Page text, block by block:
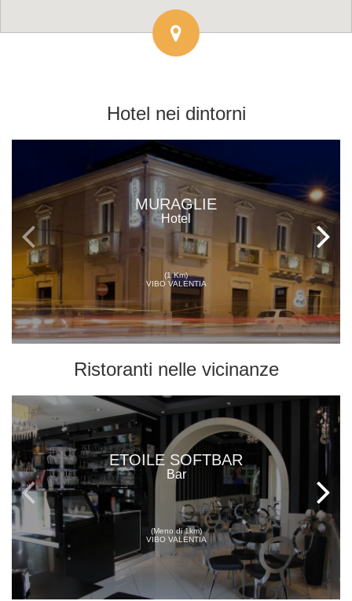
Hotel nei dintorni
MURAGLIE
Hotel
(1 Km)
VIBO VALENTIA
Ristoranti nelle vicinanze
ETOILE SOFTBAR
Bar
(Meno di 1km)
VIBO VALENTIA